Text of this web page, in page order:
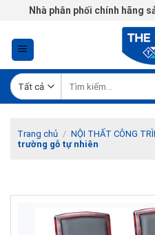
Chuyển
nội
dung
Nhà phân phối chính hãng
kiếm:
Trang chủ / NỘI THẤT CÔNG
trường gỗ tự nhiên